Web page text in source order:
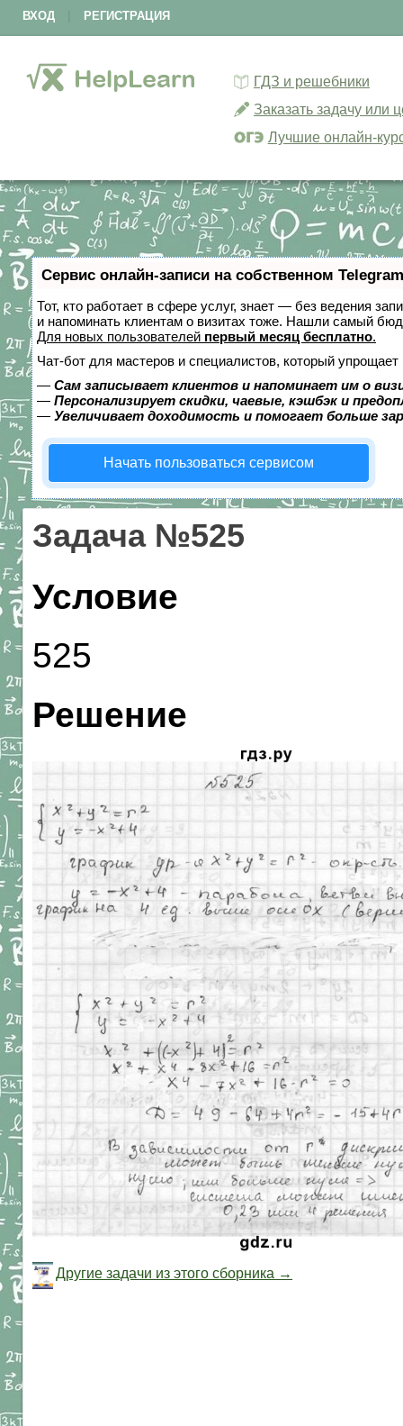
ВХОД РЕГИСТРАЦИЯ
ГДЗ и решебники
Заказать задачу или
Лучшие онлайн-
Сервис онлайн-записи на собственном
Тот, кто работает в сфере услуг, знает — без ведения
и напоминать клиентам о визитах тоже. Нашли самый
Для новых пользователей первый месяц бесплатно.
Чат-бот для мастеров и специалистов, который упрощает
— Сам записывает клиентов и напоминает им о
— Персонализирует скидки, чаевые, кэшбэк и
— Увеличивает доходимость и помогает больше
Начать пользоваться сервисом
Задача №525
Условие
525
Решение
Другие задачи из этого сборника →